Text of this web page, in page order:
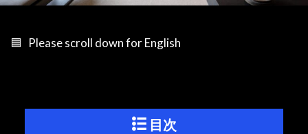
🟦 Please scroll down for English
目次